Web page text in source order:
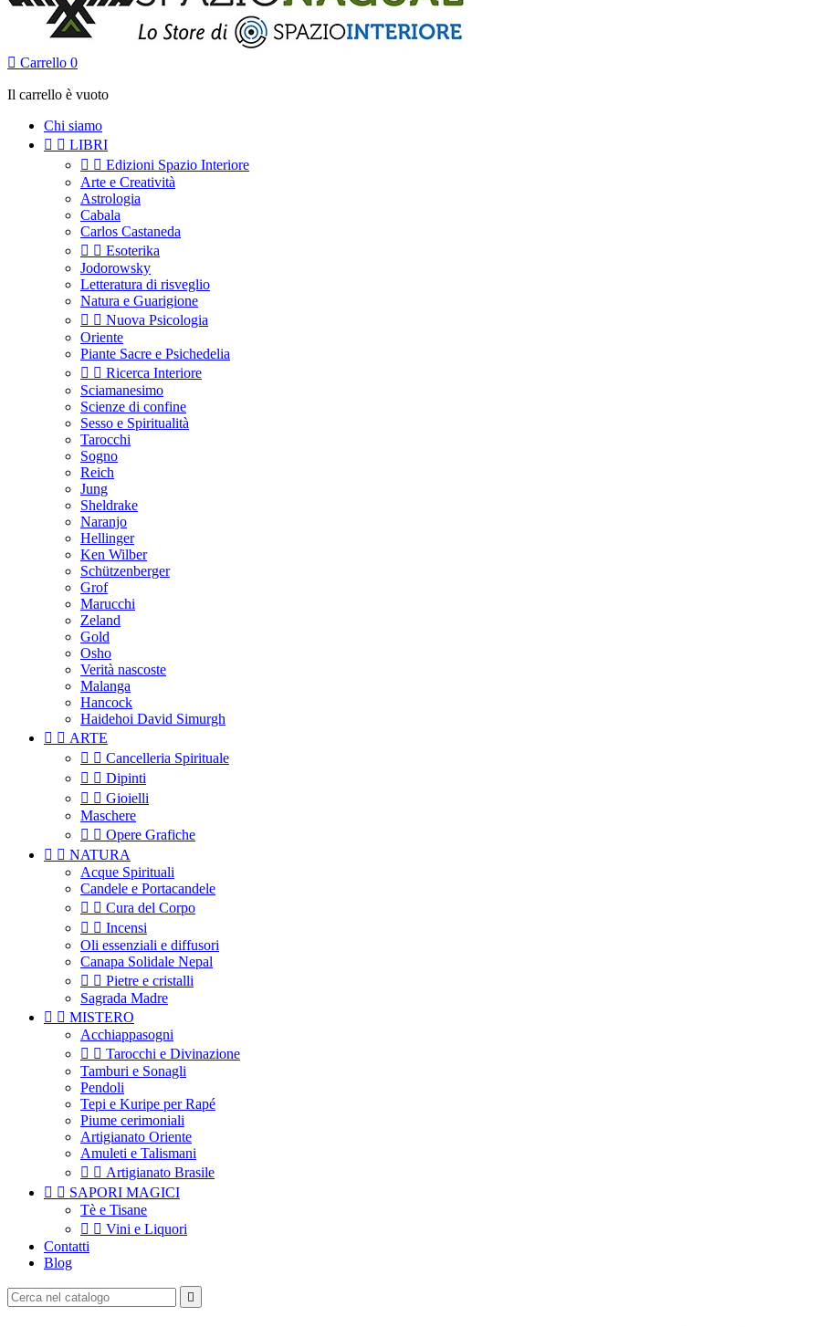
 Carrello 0
Il carrello è vuoto
Chi siamo
  LIBRI
  Edizioni Spazio Interiore
Arte e Creatività
Astrologia
Cabala
Carlos Castaneda
  Esoterika
Jodorowsky
Letteratura di risveglio
Natura e Guarigione
  Nuova Psicologia
Oriente
Piante Sacre e Psichedelia
  Ricerca Interiore
Sciamanesimo
Scienze di confine
Sesso e Spiritualità
Tarocchi
Sogno
Reich
Jung
Sheldrake
Naranjo
Hellinger
Ken Wilber
Schützenberger
Grof
Marucchi
Zeland
Gold
Osho
Verità nascoste
Malanga
Hancock
Haidehoi David Simurgh
  ARTE
  Cancelleria Spirituale
  Dipinti
  Gioielli
Maschere
  Opere Grafiche
  NATURA
Acque Spirituali
Candele e Portacandele
  Cura del Corpo
  Incensi
Oli essenziali e diffusori
Canapa Solidale Nepal
  Pietre e cristalli
Sagrada Madre
  MISTERO
Acchiappasogni
  Tarocchi e Divinazione
Tamburi e Sonagli
Pendoli
Tepi e Kuripe per Rapé
Piume cerimoniali
Artigianato Oriente
Amuleti e Talismani
  Artigianato Brasile
  SAPORI MAGICI
Tè e Tisane
  Vini e Liquori
Contatti
Blog
